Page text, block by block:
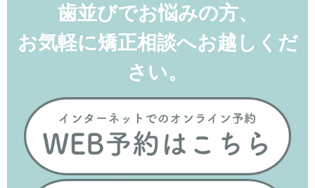
歯並びでお悩みの方、
お気軽に矯正相談へお越しくだ
さい。